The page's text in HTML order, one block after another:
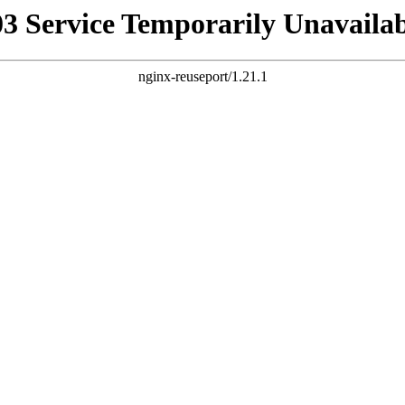
Service Temporarily
nginx-reuseport/1.21.1